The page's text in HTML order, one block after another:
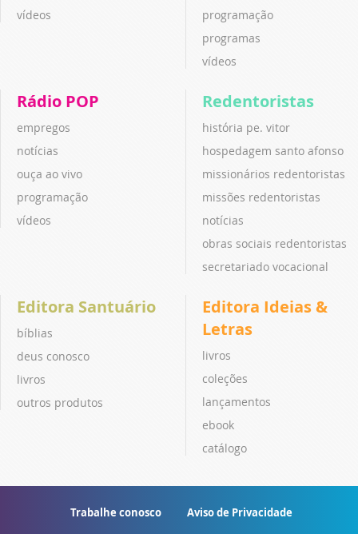
vídeos
programação
programas
vídeos
Rádio POP
empregos
notícias
ouça ao vivo
programação
vídeos
Redentoristas
história pe. vitor
hospedagem santo afonso
missionários redentoristas
missões redentoristas
notícias
obras sociais redentoristas
secretariado vocacional
Editora Santuário
bíblias
deus conosco
livros
outros produtos
Editora Ideias &
Letras
livros
coleções
lançamentos
ebook
catálogo
Trabalhe conosco Aviso de Privacidade